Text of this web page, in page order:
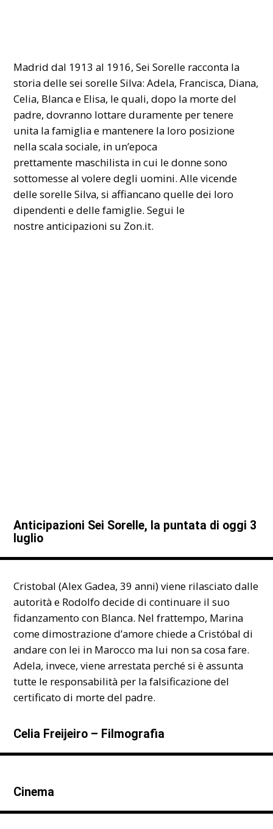
Madrid dal 1913 al 1916, Sei Sorelle racconta la
storia delle sei sorelle Silva: Adela, Francisca, Diana,
Celia, Blanca e Elisa, le quali, dopo la morte del
padre, dovranno lottare duramente per tenere
unita la famiglia e mantenere la loro posizione
nella scala sociale, in un’epoca
prettamente maschilista in cui le donne sono
sottomesse al volere degli uomini. Alle vicende
delle sorelle Silva, si affiancano quelle dei loro
dipendenti e delle famiglie. Segui le
nostreanticipazioni su Zon.it.
Anticipazioni Sei Sorelle, la puntata di oggi 3
luglio
Cristobal (Alex Gadea, 39 anni) viene rilasciato dalle
autorità e Rodolfo decide di continuare il suo
fidanzamento con Blanca. Nel frattempo, Marina
come dimostrazione d’amore chiede a Cristóbal di
andare con lei in Marocco ma lui non sa cosa fare.
Adela, invece, viene arrestata perché si è assunta
tutte le responsabilità per la falsificazione del
certificato di morte del padre.
Celia Freijeiro – Filmografia
Cinema